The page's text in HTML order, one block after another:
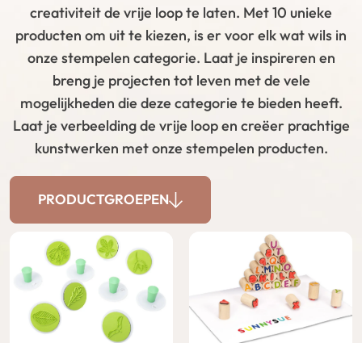
creativiteit de vrije loop te laten. Met 10 unieke
producten om uit te kiezen, is er voor elk wat wils in
onze stempelen categorie. Laat je inspireren en
breng je projecten tot leven met de vele
mogelijkheden die deze categorie te bieden heeft.
Laat je verbeelding de vrije loop en creëer prachtige
kunstwerken met onze stempelen producten.
PRODUCTGROEPEN